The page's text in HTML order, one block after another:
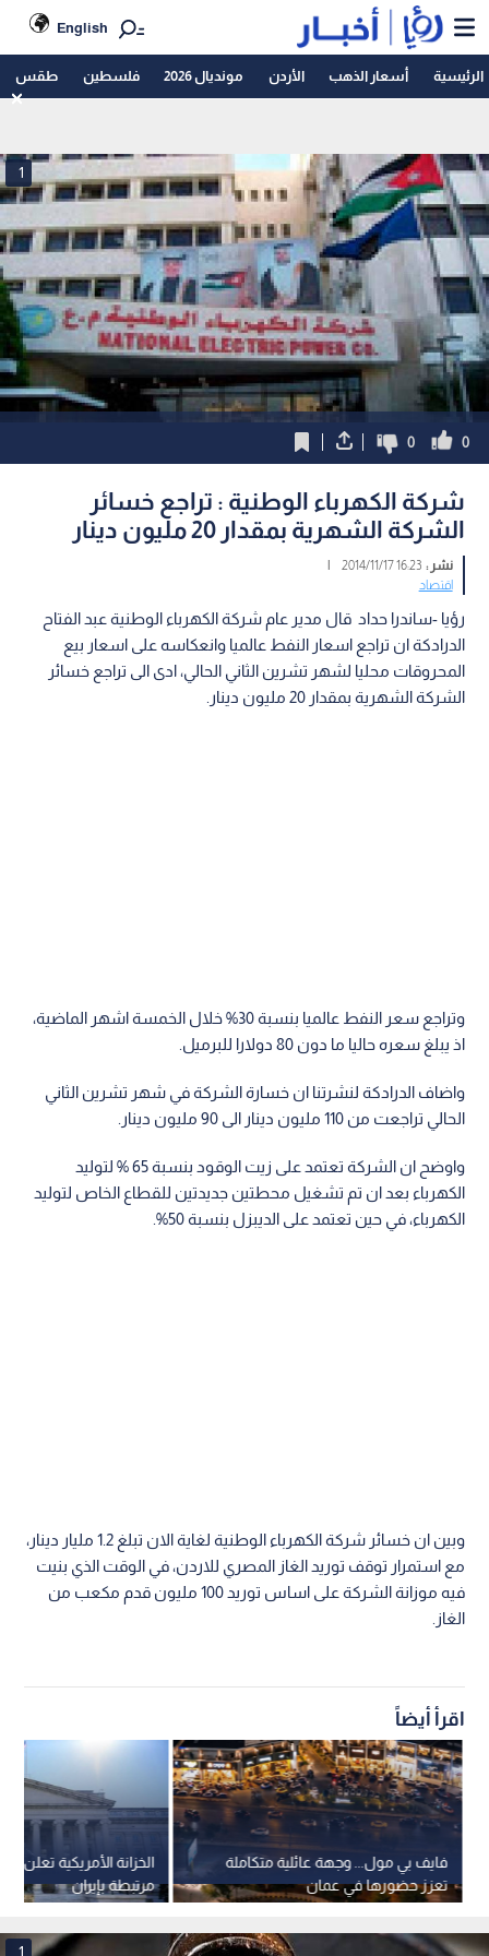
English
الرئيسية أسعار الذهب الأردن مونديال 2026 فلسطين طقس
1
0
0
شركة الكهرباء الوطنية : تراجع خسائر
الشركة الشهرية بمقدار 20 مليون دينار
نشر :16:23 2014/11/17
|
اقتصاد
رؤيا -ساندرا حداد قال مدير عام شركة الكهرباء الوطنية عبد الفتاح
الدرادكة ان تراجع اسعار النفط عالميا وانعكاسه على اسعار بيع
المحروقات محليا لشهر تشرين الثاني الحالي، ادى الى تراجع خسائر
الشركة الشهرية بمقدار 20 مليون دينار.
وتراجع سعر النفط عالميا بنسبة 30% خلال الخمسة اشهر الماضية،
اذ يبلغ سعره حاليا ما دون 80 دولارا للبرميل.
واضاف الدرادكة لنشرتنا ان خسارة الشركة في شهر تشرين الثاني
الحالي تراجعت من 110 مليون دينار الى 90 مليون دينار.
واوضح ان الشركة تعتمد على زيت الوقود بنسبة 65 % لتوليد
الكهرباء بعد ان تم تشغيل محطتين جديدتين للقطاع الخاص لتوليد
الكهرباء، في حين تعتمد على الديبزل بنسبة 50%.
وبين ان خسائر شركة الكهرباء الوطنية لغاية الان تبلغ 1.2 مليار دينار،
مع استمرار توقف توريد الغاز المصري للاردن، في الوقت الذي بنيت
فيه موزانة الشركة على اساس توريد 100 مليون قدم مكعب من
الغاز.
اقرأ أيضاً
الخزانة الأمريكية تعلن
مرتبطة بإيران
فايف بي مول... وجهة عائلية متكاملة
تعزز حضورها في عمان
1